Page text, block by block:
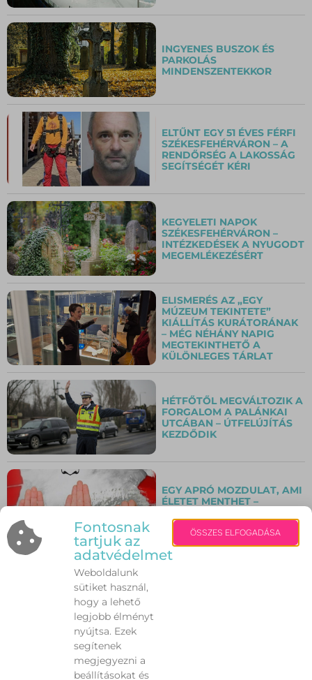
INGYENES BUSZOK ÉS
PARKOLÁS
MINDENSZENTEKKOR
ELTŰNT EGY 51 ÉVES FÉRFI
SZÉKESFEHÉRVÁRON – A
RENDŐRSÉG A LAKOSSÁG
SEGÍTSÉGÉT KÉRI
KEGYELETI NAPOK
SZÉKESFEHÉRVÁRON –
INTÉZKEDÉSEK A NYUGODT
MEGEMLÉKEZÉSÉRT
ELISMERÉS AZ „EGY
MÚZEUM TEKINTETE”
KIÁLLÍTÁS KURÁTORÁNAK
– MÉG NÉHÁNY NAPIG
MEGTEKINTHETŐ A
KÜLÖNLEGES TÁRLAT
HÉTFŐTŐL MEGVÁLTOZIK A
FORGALOM A PALÁNKAI
UTCÁBAN – ÚTFELÚJÍTÁS
KEZDŐDIK
EGY APRÓ MOZDULAT, AMI
ÉLETET MENTHET –
SEGÉLYKÉRÉST!
Fontosnak
tartjuk az
adatvédelmet
Weboldalunk
sütiket használ,
hogy a lehető
legjobb élményt
nyújtsa. Ezek
segítenek
megjegyezni a
beállításokat és
ÖSSZES ELFOGADÁSA